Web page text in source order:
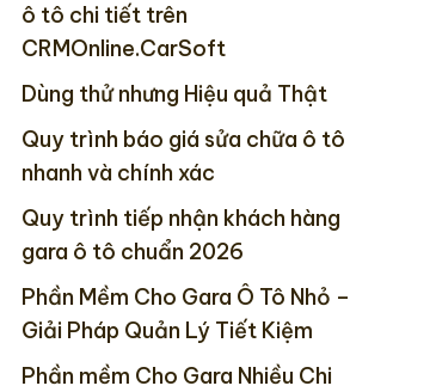
ô tô chi tiết trên
CRMOnline.CarSoft
Dùng thử nhưng Hiệu quả Thật
Quy trình báo giá sửa chữa ô tô
nhanh và chính xác
Quy trình tiếp nhận khách hàng
gara ô tô chuẩn 2026
Phần Mềm Cho Gara Ô Tô Nhỏ –
Giải Pháp Quản Lý Tiết Kiệm
Phần mềm Cho Gara Nhiều Chi